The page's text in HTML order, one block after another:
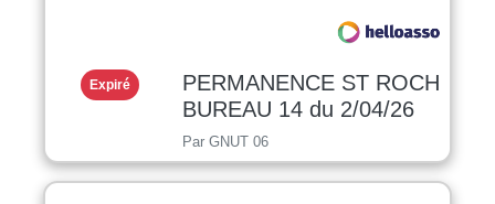
Expiré
PERMANENCE ST ROCH
BUREAU 14 du 2/04/26
Par GNUT 06